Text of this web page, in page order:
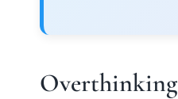
Overthinking